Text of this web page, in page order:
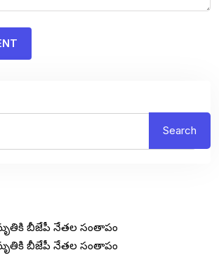
Search
బీజేపీ నేతల సంతాపం
బీజేపీ నేతల సంతాపం